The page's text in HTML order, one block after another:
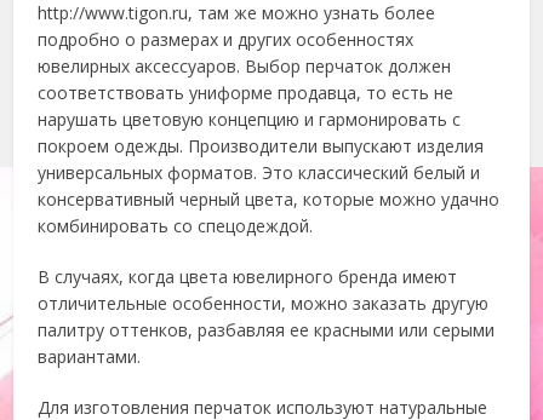
http://www.tigon.ru, там же можно узнать более
подробно о размерах и других особенностях
ювелирных аксессуаров. Выбор перчаток должен
соответствовать униформе продавца, то есть не
нарушать цветовую концепцию и гармонировать с
покроем одежды. Производители выпускают изделия
универсальных форматов. Это классический белый и
консервативный черный цвета, которые можно удачно
комбинировать со спецодеждой.
В случаях, когда цвета ювелирного бренда имеют
отличительные особенности, можно заказать другую
палитру оттенков, разбавляя ее красными или серыми
вариантами.
Для изготовления перчаток используют натуральные